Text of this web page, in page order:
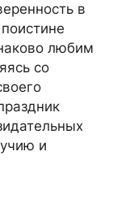
в
любим
со
и